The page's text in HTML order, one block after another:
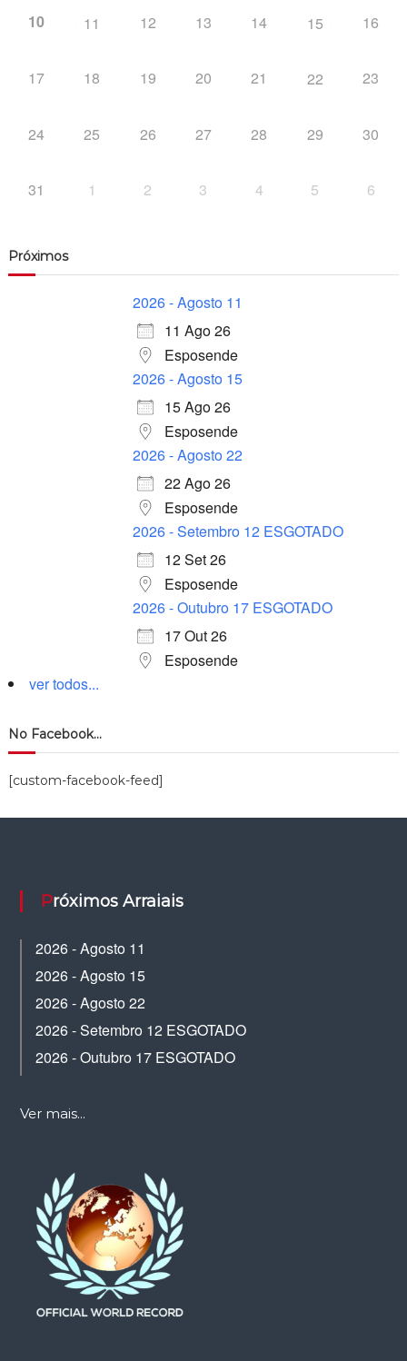
10 11 12 13 14 15 16
17 18 19 20 21 22 23
24 25 26 27 28 29 30
31 1 2 3 4 5 6
Próximos
2026 - Agosto 11
11 Ago 26
Esposende
2026 - Agosto 15
15 Ago 26
Esposende
2026 - Agosto 22
22 Ago 26
Esposende
2026 - Setembro 12 ESGOTADO
12 Set 26
Esposende
2026 - Outubro 17 ESGOTADO
17 Out 26
Esposende
ver todos...
No Facebook…
[custom-facebook-feed]
Próximos Arraiais
2026 - Agosto 11
2026 - Agosto 15
2026 - Agosto 22
2026 - Setembro 12 ESGOTADO
2026 - Outubro 17 ESGOTADO
Ver mais...